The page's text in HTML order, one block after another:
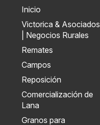
Inicio
Victorica & Asociados
| Negocios Rurales
Remates
Campos
Reposición
Comercialización de
Lana
Granos para